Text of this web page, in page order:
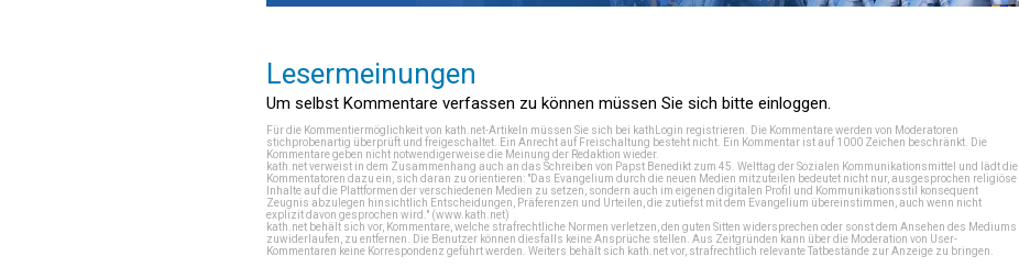
Lesermeinungen
Um selbst Kommentare verfassen zu können müssen Sie sich bitte einloggen.
Für die Kommentiermöglichkeit von kath.net-Artikeln müssen Sie sich bei kathLogin registrieren . Die Kommentare werden von Moderatoren
stichprobenartig überprüft und freigeschaltet. Ein Anrecht auf Freischaltung besteht nicht. Ein Kommentar ist auf 1000 Zeichen beschränkt. Die
Kommentare geben nicht notwendigerweise die Meinung der Redaktion wieder.
kath.net verweist in dem Zusammenhang auch an das Schreiben von Papst Benedikt zum 45. Welttag der Sozialen Kommunikationsmittel und lädt die
Kommentatoren dazu ein, sich daran zu orientieren: "Das Evangelium durch die neuen Medien mitzuteilen bedeutet nicht nur, ausgesprochen religiöse
Inhalte auf die Plattformen der verschiedenen Medien zu setzen, sondern auch im eigenen digitalen Profil und Kommunikationsstil konsequent
Zeugnis abzulegen hinsichtlich Entscheidungen, Präferenzen und Urteilen, die zutiefst mit dem Evangelium übereinstimmen, auch wenn nicht
explizit davon gesprochen wird." (www.kath.net)
kath.net behält sich vor, Kommentare, welche strafrechtliche Normen verletzen, den guten Sitten widersprechen oder sonst dem Ansehen des Mediums
zuwiderlaufen, zu entfernen. Die Benutzer können diesfalls keine Ansprüche stellen. Aus Zeitgründen kann über die Moderation von User-
Kommentaren keine Korrespondenz geführt werden. Weiters behält sich kath.net vor, strafrechtlich relevante Tatbestände zur Anzeige zu bringen.